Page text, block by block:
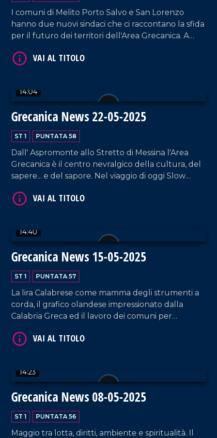
I comuni di Melito Porto Salvo e San Lorenzo
hanno due nuovi sindaci che ci raccontano la sfida
per il futuro dei territori dell'Area Grecanica. A
Meridionale di Pasquino Crupi.
14:04
Grecanica News 22-05-2025
ST 1 PUNTATA 58
Dall' Aspromonte allo Stretto di Messina l'Area
Grecanica è il centro nevralgico della cultura, del
sapere... e del sapore. Nel viaggio di oggi Slow
centenaria Nonna Maria e di gruppo di donne
14:40
Grecanica News 15-05-2025
ST 1 PUNTATA 57
La lira Calabrese come mamma degli strumenti a
corda, il grafico olandese impressionato dalla
Calabria Greca ed il lavoro dei comuni per
paesaggio: dal Sud al cuore dell'Europa sono
14:23
Grecanica News 08-05-2025
ST 1 PUNTATA 56
Maggio tra lotta, diritti, ambiente e spiritualità. Il
VAI AL TITOLO
VAI AL TITOLO